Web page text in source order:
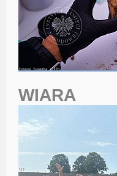
WIARA